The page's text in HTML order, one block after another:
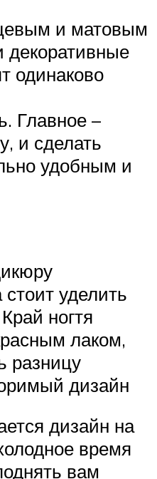
и матовым
декоративные
одинаково
Главное –
и сделать
удобным и
стоит уделить
ногтя
лаком,
разницу
дизайн
дизайн на
время
вам